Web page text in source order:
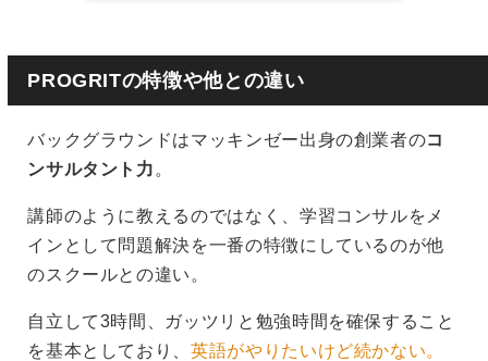
PROGRITの特徴や他との違い
バックグラウンドはマッキンゼー出身の創業者のコ
ンサルタント力 。
講師のように教えるのではなく、学習コンサルをメ
インとして問題解決を一番の特徴にしているのが他
のスクールとの違い。
自立して3時間、ガッツリと勉強時間を確保すること
を基本としており、英語がやりたいけど続かない。